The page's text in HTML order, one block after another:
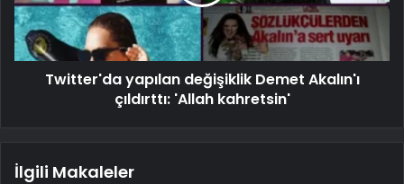
Twitter'da yapılan değişiklik Demet Akalın'ı
çıldırttı: 'Allah kahretsin'
İlgili Makaleler